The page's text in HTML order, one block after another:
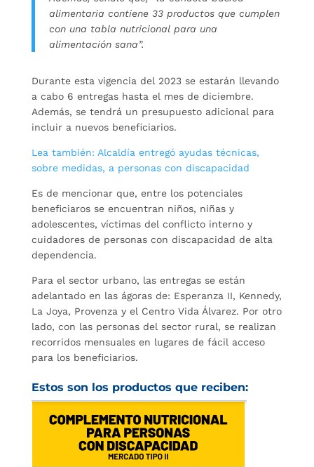
alimentaria contiene 33 productos que cumplen
con una tabla nutricional para una
alimentación sana”.
Durante esta vigencia del 2023 se estarán llevando
a cabo 6 entregas hasta el mes de diciembre.
Además, se tendrá un presupuesto adicional para
incluir a nuevos beneficiarios.
Lea también: Alcaldía entregó ayudas técnicas,
sobre medidas, a personas con discapacidad
Es de mencionar que, entre los potenciales
beneficiaros se encuentran niños, niñas y
adolescentes, víctimas del conflicto interno y
cuidadores de personas con discapacidad de alta
dependencia.
Para el sector urbano, las entregas se están
adelantado en las ágoras de: Esperanza II, Kennedy,
La Joya, Provenza y el Centro Vida Álvarez. Por otro
lado, con las personas del sector rural, se realizan
recorridos mensuales en lugares de fácil acceso
para los beneficiarios.
Estos son los productos que reciben: